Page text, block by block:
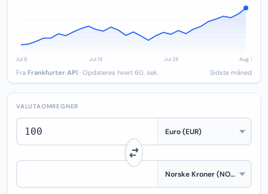
Fra Frankfurter API · Opdateres hvert 60. sek. Sidste måned
VALUTAOMREGNER